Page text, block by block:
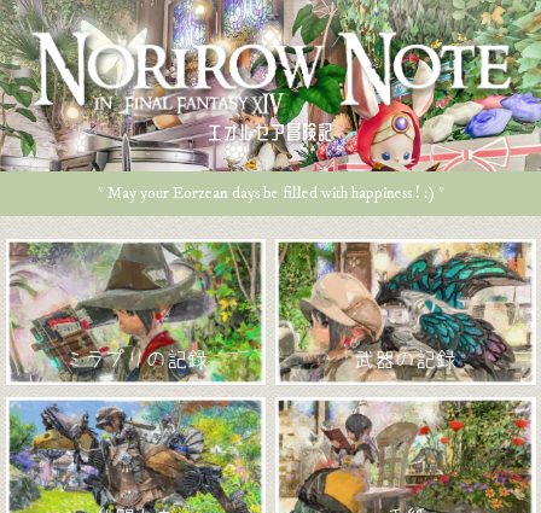
エオルゼア冒険記
* May your Eorzean days be filled with happiness ! :) *
ミラプリの記録 武器の記録